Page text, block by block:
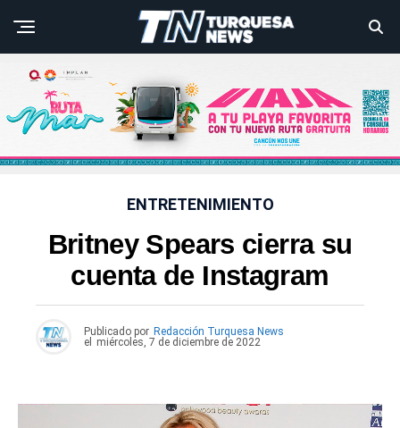
ENTRETENIMIENTO
Britney Spears cierra su
cuenta de Instagram
Publicado por Redacción Turquesa News
el
miércoles, 7 de diciembre de 2022